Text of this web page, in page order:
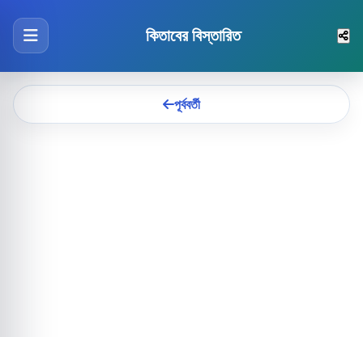
কিতাবের বিস্তারিত
পূর্ববর্তী